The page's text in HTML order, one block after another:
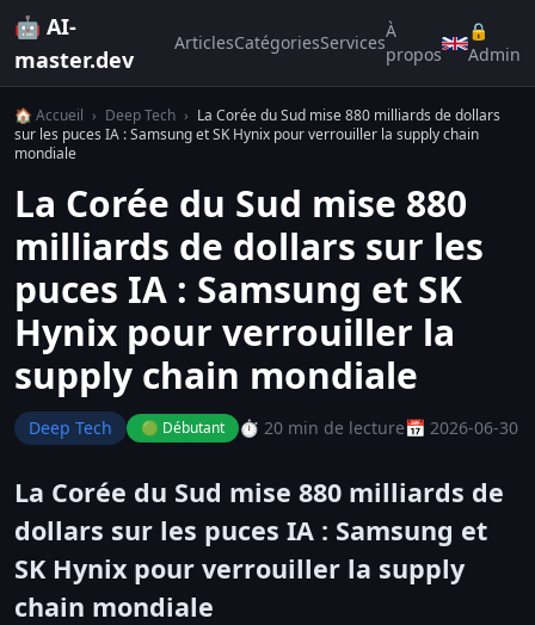
🤖 AI-
master.dev
ArticlesCatégoriesServices
À
propos
🔒
Admin
🏠 Accueil › Deep Tech › La Corée du Sud mise 880 milliards de dollars
sur les puces IA : Samsung et SK Hynix pour verrouiller la supply chain
mondiale
La Corée du Sud mise 880
milliards de dollars sur les
puces IA : Samsung et SK
Hynix pour verrouiller la
supply chain mondiale
Deep Tech 🟢 Débutant ⏱️ 20 min de lecture📅 2026-06-30
La Corée du Sud mise 880 milliards de
dollars sur les puces IA : Samsung et
SK Hynix pour verrouiller la supply
chain mondiale